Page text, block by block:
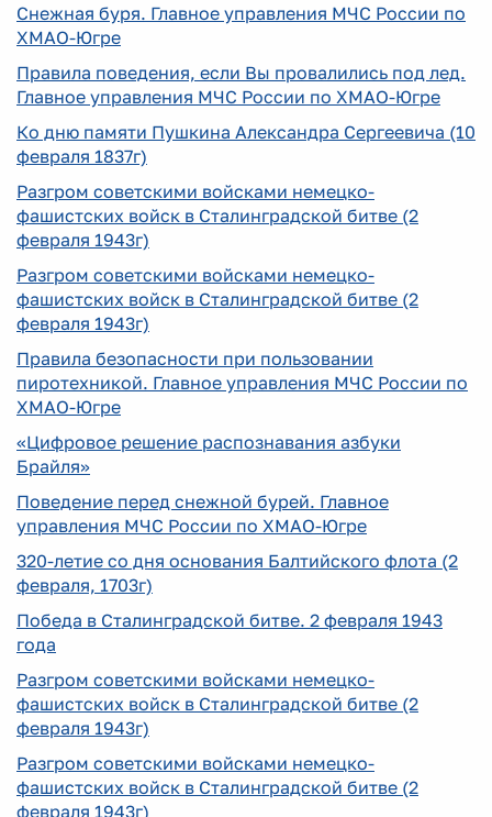
Снежная буря. Главное управления МЧС России по
ХМАО-Югре
Правила поведения, если Вы провалились под лед.
Главное управления МЧС России по ХМАО-Югре
Ко дню памяти Пушкина Александра Сергеевича (10
февраля 1837г)
Разгром советскими войсками немецко-
фашистских войск в Сталинградской битве (2
февраля 1943г)
Разгром советскими войсками немецко-
фашистских войск в Сталинградской битве (2
февраля 1943г)
Правила безопасности при пользовании
пиротехникой. Главное управления МЧС России по
ХМАО-Югре
«Цифровое решение распознавания азбуки
Брайля»
Поведение перед снежной бурей. Главное
управления МЧС России по ХМАО-Югре
320-летие со дня основания Балтийского флота (2
февраля, 1703г)
Победа в Сталинградской битве. 2 февраля 1943
года
Разгром советскими войсками немецко-
фашистских войск в Сталинградской битве (2
февраля 1943г)
Разгром советскими войсками немецко-
фашистских войск в Сталинградской битве (2
февраля 1943г)